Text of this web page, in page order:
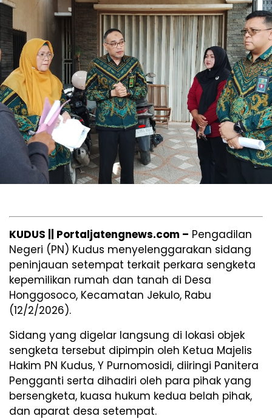
KUDUS || Portaljatengnews.com – Pengadilan
Negeri (PN) Kudus menyelenggarakan sidang
peninjauan setempat terkait perkara sengketa
kepemilikan rumah dan tanah di Desa
Honggosoco, Kecamatan Jekulo, Rabu
(12/2/2026).
Sidang yang digelar langsung di lokasi objek
sengketa tersebut dipimpin oleh Ketua Majelis
Hakim PN Kudus, Y Purnomosidi, diiringi Panitera
Pengganti serta dihadiri oleh para pihak yang
bersengketa, kuasa hukum kedua belah pihak,
dan aparat desa setempat.